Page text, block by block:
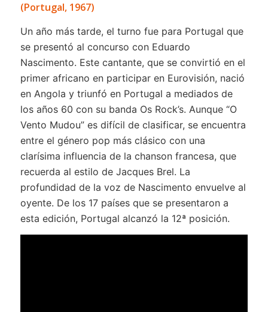
(Portugal, 1967)
Un año más tarde, el turno fue para Portugal que
se presentó al concurso con Eduardo
Nascimento. Este cantante, que se convirtió en el
primer africano en participar en Eurovisión, nació
en Angola y triunfó en Portugal a mediados de
los años 60 con su banda Os Rock’s. Aunque “O
Vento Mudou” es difícil de clasificar, se encuentra
entre el género pop más clásico con una
clarísima influencia de la chanson francesa, que
recuerda al estilo de Jacques Brel. La
profundidad de la voz de Nascimento envuelve al
oyente. De los 17 países que se presentaron a
esta edición, Portugal alcanzó la 12ª posición.